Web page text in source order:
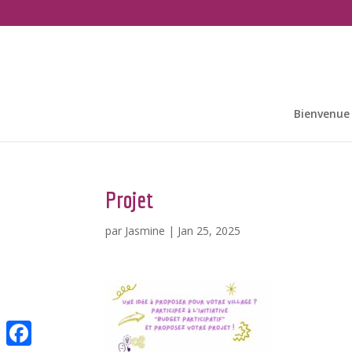
Projet
par Jasmine | Jan 25, 2025